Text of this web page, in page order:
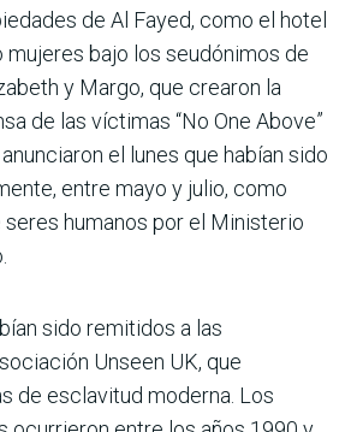
de Al Fayed, como el hotel
mujeres bajo los seudónimos de
y Margo, que crearon la
de las víctimas “No One Above”
el lunes que habían sido
entre mayo y julio, como
humanos por el Ministerio
sido remitidos a las
Unseen UK, que
de esclavitud moderna. Los